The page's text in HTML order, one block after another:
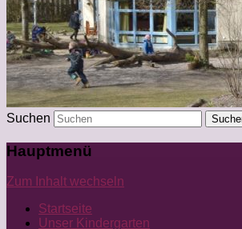
Suchen
Hauptmenü
Zum Inhalt wechseln
Startseite
Unser Kindergarten